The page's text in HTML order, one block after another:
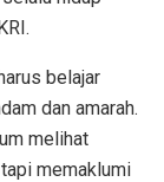
belajar
dan amarah.
melihat
memaklumi